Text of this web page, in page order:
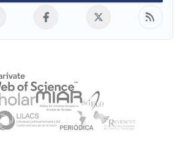
rss_feed